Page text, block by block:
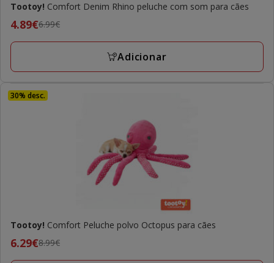
Tootoy! Comfort Denim Rhino peluche com som para cães
Preço
anterior
preço
4.89€
4.89€6.99€
Adicionar
30% desc.
Tootoy! Comfort Peluche polvo Octopus para cães
Preço
anterior
6.29€8.99€